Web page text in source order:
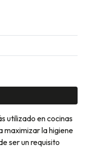
utilizado en cocinas
maximizar la higiene
ser un requisito